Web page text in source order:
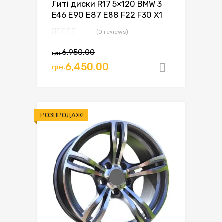
Литі диски R17 5×120 BMW 3
E46 E90 E87 E88 F22 F30 X1
(0 reviews)
грн.6,950.00Оригінальна
ціна:
грн.6,450.00
Поточна
ціна:
РОЗПРОДАЖ!